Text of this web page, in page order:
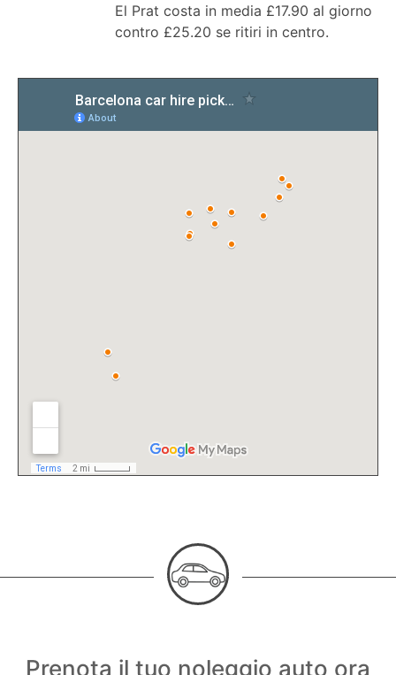
El Prat costa in media £17.90 al giorno
contro £25.20 se ritiri in centro.
Prenota il tuo noleggio auto ora